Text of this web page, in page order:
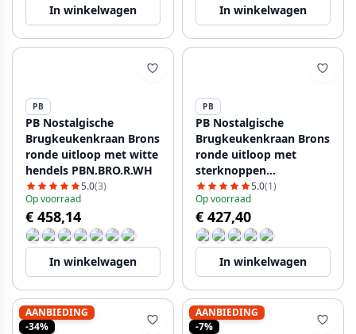
In winkelwagen In winkelwagen
PB
PB Nostalgische
Brugkeukenkraan Brons
ronde uitloop met witte
hendels PBN.BRO.R.WH
5.0(3)
Op voorraad
€ 458,14
In winkelwagen
PB
PB Nostalgische
Brugkeukenkraan Brons
ronde uitloop met
sterknoppen
PBN.BRO.R.ST
5.0(1)
Op voorraad
€ 427,40
In winkelwagen
AANBIEDING
-34%
AANBIEDING
-7%